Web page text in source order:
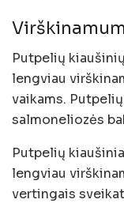
Putpelių
lengviau
vaikams.
salmoneliozės
Putpelių
lengviau
vertingais